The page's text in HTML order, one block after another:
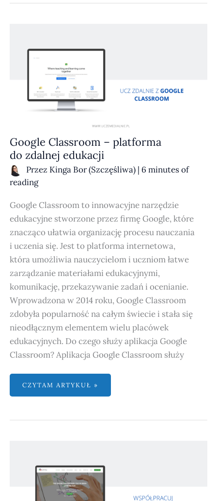
Google Classroom – platforma
do zdalnej edukacji
Przez Kinga Bor (Szczęśliwa) | 6 minutes of
reading
Google Classroom to innowacyjne narzędzie
edukacyjne stworzone przez firmę Google, które
znacząco ułatwia organizację procesu nauczania
i uczenia się. Jest to platforma internetowa,
która umożliwia nauczycielom i uczniom łatwe
zarządzanie materiałami edukacyjnymi,
komunikację, przekazywanie zadań i ocenianie.
Wprowadzona w 2014 roku, Google Classroom
zdobyła popularność na całym świecie i stała się
nieodłącznym elementem wielu placówek
edukacyjnych. Do czego służy aplikacja Google
Classroom? Aplikacja Google Classroom służy
DO ZDALNEJ
EDUKACJI
CZYTAM ARTYKUŁ »
LIMNU